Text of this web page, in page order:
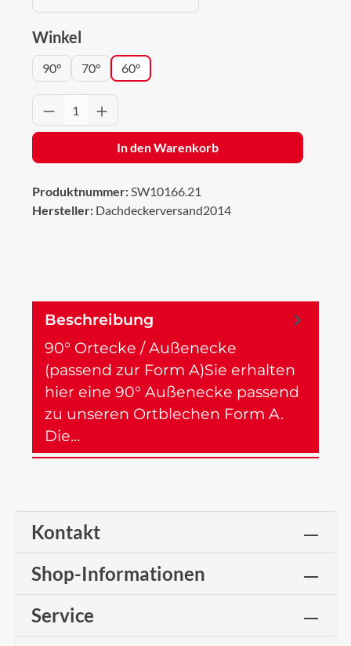
Winkel
90° 70° 60°
Produkt Anzahl: Gib den gewünschten
In den Warenkorb
Produktnummer:SW10166.21
Hersteller: Dachdeckerversand2014
Beschreibung
90° Ortecke / Außenecke
(passend zur Form A)Sie erhalten
hier eine 90° Außenecke passend
zu unseren Ortblechen Form A.
Die…
Kontakt
Shop-Informationen
Service